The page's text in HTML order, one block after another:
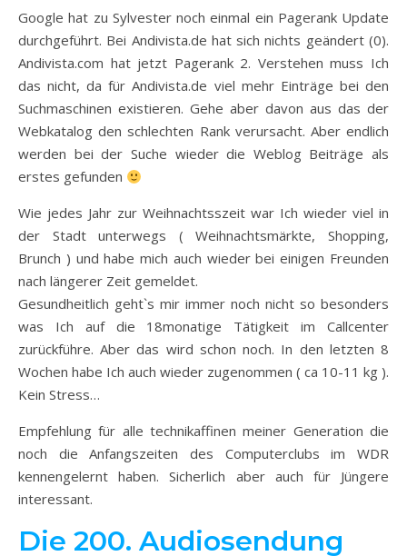
Google hat zu Sylvester noch einmal ein Pagerank Update
durchgeführt. Bei Andivista.de hat sich nichts geändert (0).
Andivista.com hat jetzt Pagerank 2. Verstehen muss Ich
das nicht, da für Andivista.de viel mehr Einträge bei den
Suchmaschinen existieren. Gehe aber davon aus das der
Webkatalog den schlechten Rank verursacht. Aber endlich
werden bei der Suche wieder die Weblog Beiträge als
erstes gefunden
Wie jedes Jahr zur Weihnachtsszeit war Ich wieder viel in
der Stadt unterwegs ( Weihnachtsmärkte, Shopping,
Brunch ) und habe mich auch wieder bei einigen Freunden
nach längerer Zeit gemeldet.
Gesundheitlich geht`s mir immer noch nicht so besonders
was Ich auf die 18monatige Tätigkeit im Callcenter
zurückführe. Aber das wird schon noch. In den letzten 8
Wochen habe Ich auch wieder zugenommen ( ca 10-11 kg ).
Kein Stress…
Empfehlung für alle technikaffinen meiner Generation die
noch die Anfangszeiten des Computerclubs im WDR
kennengelernt haben. Sicherlich aber auch für Jüngere
interessant.
Die 200. Audiosendung